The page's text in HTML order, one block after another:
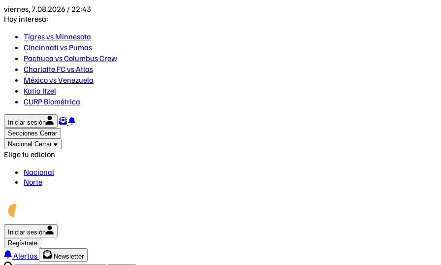
viernes, 7.08.2026 / 22:43
Hoy interesa:
Tigres vs Minnesota
Cincinnati vs Pumas
Pachuca vs Columbus Crew
Charlotte FC vs Atlas
México vs Venezuela
Katia Itzel
CURP Biométrica
Iniciar sesión
Secciones Cerrar
Nacional Cerrar
Elige tu edición
Nacional
Norte
Iniciar sesión
Regístrate
Alertas
Newsletter